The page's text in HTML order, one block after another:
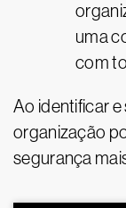
uma
com
Ao identificar e
organização
segurança